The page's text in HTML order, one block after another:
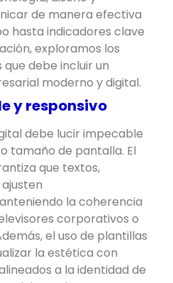
de manera efectiva
hasta indicadores clave
exploramos los
debe incluir un
moderno y digital.
y responsivo
debe lucir impecable
tamaño de pantalla. El
que textos,
la coherencia
corporativos o
el uso de plantillas
la estética con
a la identidad de